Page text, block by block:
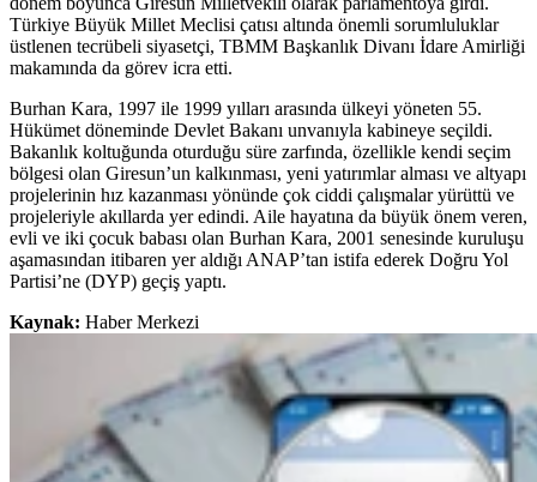
Türkiye Büyük Millet Meclisi çatısı altında önemli sorumluluklar
üstlenen tecrübeli siyasetçi, TBMM Başkanlık Divanı İdare Amirliği
makamında da görev icra etti.
Burhan Kara, 1997 ile 1999 yılları arasında ülkeyi yöneten 55.
Hükümet döneminde Devlet Bakanı unvanıyla kabineye seçildi.
Bakanlık koltuğunda oturduğu süre zarfında, özellikle kendi seçim
bölgesi olan Giresun’un kalkınması, yeni yatırımlar alması ve altyapı
projelerinin hız kazanması yönünde çok ciddi çalışmalar yürüttü ve
projeleriyle akıllarda yer edindi. Aile hayatına da büyük önem veren,
evli ve iki çocuk babası olan Burhan Kara, 2001 senesinde kuruluşu
aşamasından itibaren yer aldığı ANAP’tan istifa ederek Doğru Yol
Partisi’ne (DYP) geçiş yaptı.
Kaynak: Haber Merkezi